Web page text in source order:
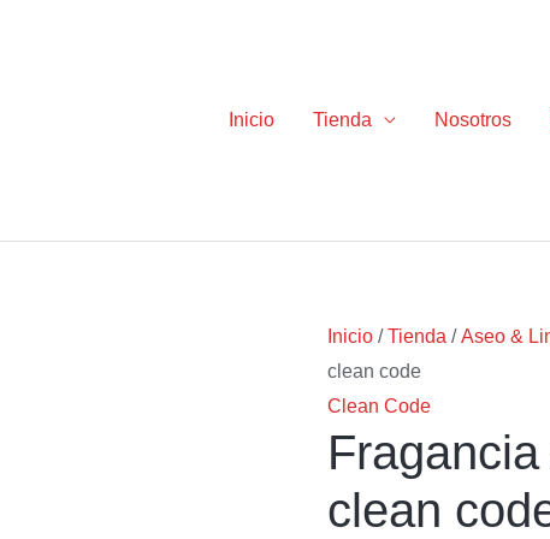
Inicio
Tienda Nosotros
Inicio /Tienda /Aseo &
clean code
Clean Code
clean
El
precio
original
era:
$1.92.
El
actual
es:
$1.55.
Fragancia
Ambiental
60
ml
clean
code